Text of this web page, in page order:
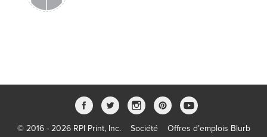
© 2016 - 2026 RPI Print, Inc. Société Offres d’emplois Blurb